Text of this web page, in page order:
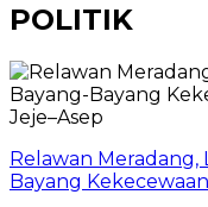
POLITIK
Relawan Meradang,
Bayang